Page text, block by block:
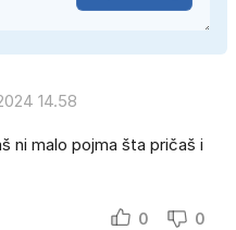
14.58
ni malo pojma šta pričaš i
0 0